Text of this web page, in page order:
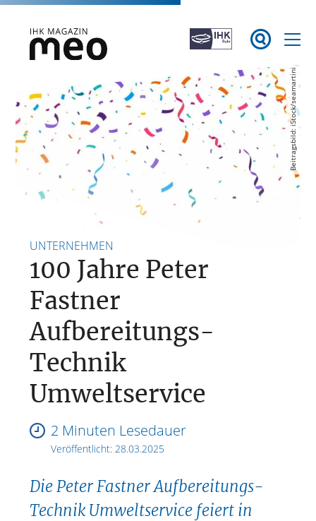

IHK Magazin meo
Beitragsbild:
iStock/seamartini
UNTERNEHMEN
100 Jahre Peter
Fastner
Aufbereitungs-
Technik
Umweltservice
2 Minuten Lesedauer
Veröffentlicht:28.03.2025
Die Peter Fastner Aufbereitungs-
Technik Umweltservice feiert in